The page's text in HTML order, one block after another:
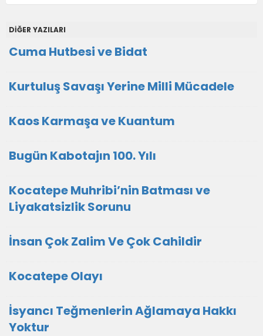
DİĞER YAZILARI
Cuma Hutbesi ve Bidat
Kurtuluş Savaşı Yerine Milli Mücadele
Kaos Karmaşa ve Kuantum
Bugün Kabotajın 100. Yılı
Kocatepe Muhribi’nin Batması ve
Liyakatsizlik Sorunu
İnsan Çok Zalim Ve Çok Cahildir
Kocatepe Olayı
İsyancı Teğmenlerin Ağlamaya Hakkı
Yoktur